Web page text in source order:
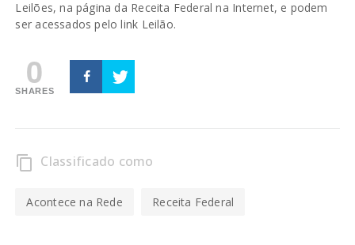
Leilões, na página da Receita Federal na Internet, e podem
ser acessados pelo link Leilão.
0
SHARES
content_copy Classificado como
Acontece na Rede Receita Federal